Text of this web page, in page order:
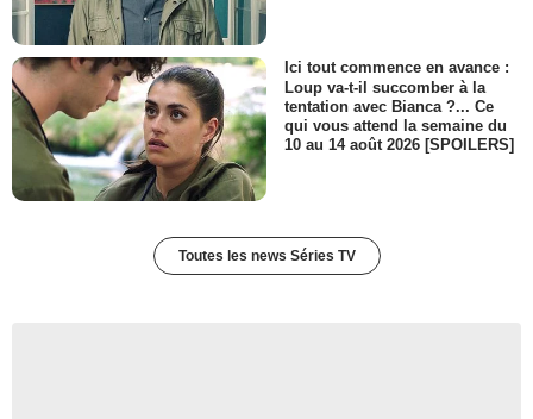
Ici tout commence en avance :
Loup va-t-il succomber à la
tentation avec Bianca ?... Ce
qui vous attend la semaine du
10 au 14 août 2026 [SPOILERS]
Toutes les news Séries TV